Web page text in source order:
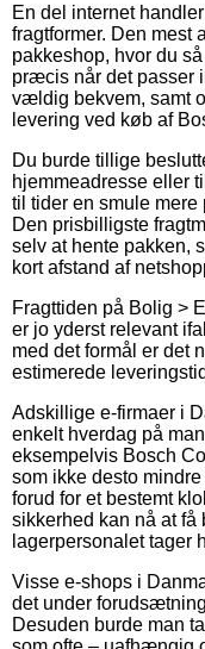
En del internet
fragtformer. Den mest
pakkeshop, hvor du
præcis når det passer
vældig bekvem, samt
levering ved køb af
Du burde tillige
hjemmeadresse eller
til tider en smule mere
Den prisbilligste
selv at hente pakken,
kort afstand af
Fragttiden på Bolig >
er jo yderst relevant
med det formål er det
estimerede
Adskillige e-firmaer i
enkelt hverdag på
eksempelvis Bosch
som ikke desto
forud for et bestemt
sikkerhed kan nå at
lagerpersonalet tager
Visse e-shops i
det under
Desuden burde man